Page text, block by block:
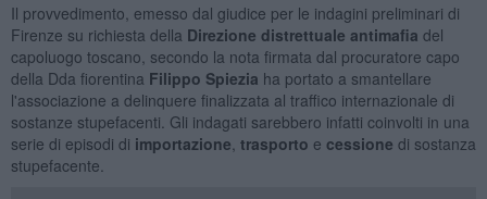
Il provvedimento, emesso dal giudice per le indagini preliminari di
Firenze su richiesta della Direzione distrettuale antimafia del
capoluogo toscano, secondo la nota firmata dal procuratore capo
della Dda fiorentina Filippo Spiezia ha portato a smantellare
l'associazione a delinquere finalizzata al traffico internazionale di
sostanze stupefacenti. Gli indagati sarebbero infatti coinvolti in una
serie di episodi di importazione trasporto e cessione di sostanza
stupefacente.